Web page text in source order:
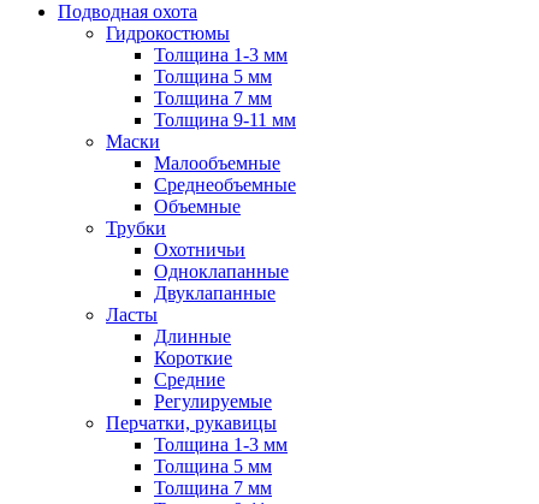
Подводная охота
Гидрокостюмы
Толщина 1-3 мм
Толщина 5 мм
Толщина 7 мм
Толщина 9-11 мм
Маски
Малообъемные
Среднеобъемные
Объемные
Трубки
Охотничьи
Одноклапанные
Двуклапанные
Ласты
Длинные
Короткие
Средние
Регулируемые
Перчатки, рукавицы
Толщина 1-3 мм
Толщина 5 мм
Толщина 7 мм